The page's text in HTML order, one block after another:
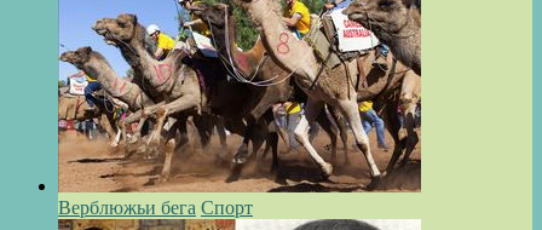
Верблюжьи бега Спорт